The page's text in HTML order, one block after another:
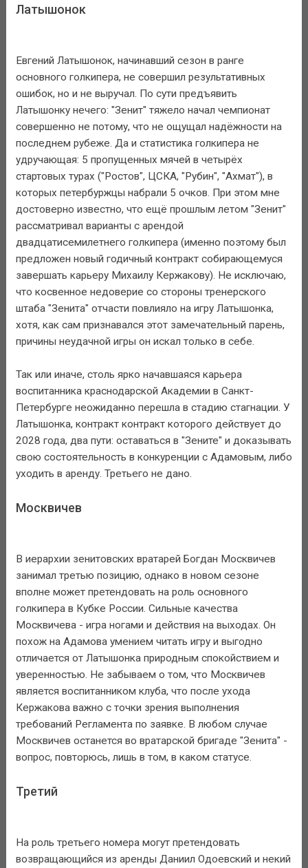
Латышонок
Евгений Латышонок, начинавший сезон в ранге
основного голкипера, не совершил результативных
ошибок, но и не выручал. По сути предъявить
Латышонку нечего: "Зенит" тяжело начал чемпионат
совершенно не потому, что не ощущал надёжности на
последнем рубеже. Да и статистика голкипера не
удручающая: 5 пропущенных мячей в четырёх
стартовых турах ("Ростов", ЦСКА, "Рубин", "Ахмат"), в
которых петербуржцы набрали 5 очков. При этом мне
достоверно известно, что ещё прошлым летом "Зенит"
рассматривал варианты с арендой
двадцатисемилетнего голкипера (именно поэтому был
предложен новый годичный контракт собирающемуся
завершать карьеру Михаилу Кержакову). Не исключаю,
что косвенное недоверие со стороны тренерского
штаба "Зенита" отчасти повлияло на игру Латышонка,
хотя, как сам признавался этот замечательный парень,
причины неудачной игры он искал только в себе.
Так или иначе, столь ярко начавшаяся карьера
воспитанника краснодарской Академии в Санкт-
Петербурге неожиданно перешла в стадию стагнации. У
Латышонка, контракт контракт которого действует до
2028 года, два пути: оставаться в "Зените" и доказывать
свою состоятельность в конкуренции с Адамовым, либо
уходить в аренду. Третьего не дано.
Москвичев
В иерархии зенитовских вратарей Богдан Москвичев
занимал третью позицию, однако в новом сезоне
вполне может претендовать на роль основного
голкипера в Кубке России. Сильные качества
Москвичева - игра ногами и действия на выходах. Он
похож на Адамова умением читать игру и выгодно
отличается от Латышонка природным спокойствием и
уверенностью. Не забываем о том, что Москвичев
является воспитанником клуба, что после ухода
Кержакова важно с точки зрения выполнения
требований Регламента по заявке. В любом случае
Москвичев останется во вратарской бригаде "Зенита" -
вопрос, повторюсь, лишь в том, в каком статусе.
Третий
На роль третьего номера могут претендовать
возвращающийся из аренды Даниил Одоевский и некий